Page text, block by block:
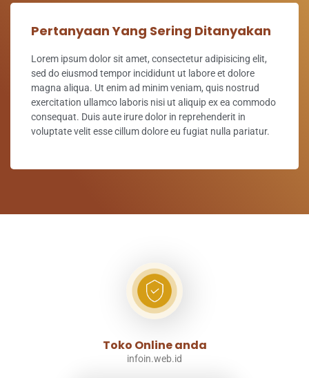
Pertanyaan Yang Sering Ditanyakan
Lorem ipsum dolor sit amet, consectetur adipisicing elit,
sed do eiusmod tempor incididunt ut labore et dolore
magna aliqua. Ut enim ad minim veniam, quis nostrud
exercitation ullamco laboris nisi ut aliquip ex ea commodo
consequat. Duis aute irure dolor in reprehenderit in
voluptate velit esse cillum dolore eu fugiat nulla pariatur.
Toko Online anda
infoin.web.id